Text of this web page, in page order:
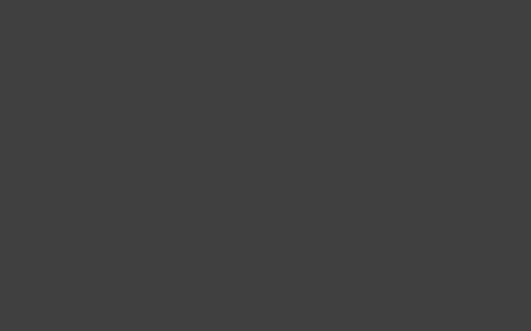
de website te klikken.
van persoonsgegevens
is